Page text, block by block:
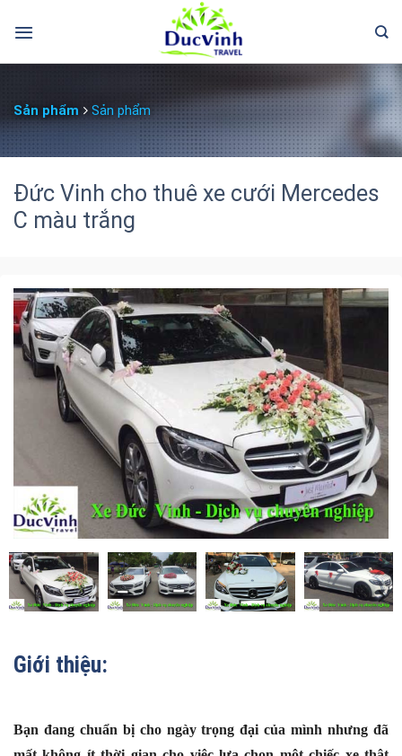
Sản phẩm Sản phẩm
Đức Vinh cho thuê xe cưới Mercedes
C màu trắng
Giới thiệu:
Bạn đang chuẩn bị cho ngày trọng đại của mình nhưng đã